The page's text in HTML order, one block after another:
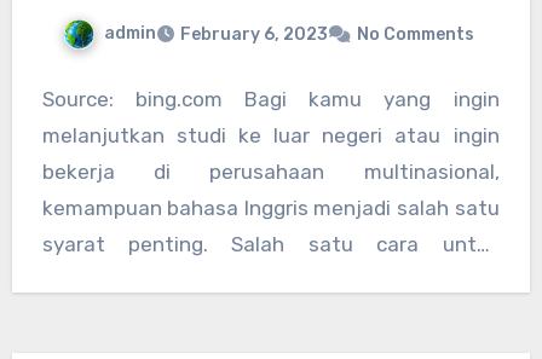
admin February 6, 2023 No Comments
Source: bing.com Bagi kamu yang ingin
melanjutkan studi ke luar negeri atau ingin
bekerja di perusahaan multinasional,
kemampuan bahasa Inggris menjadi salah satu
syarat penting. Salah satu cara untuk